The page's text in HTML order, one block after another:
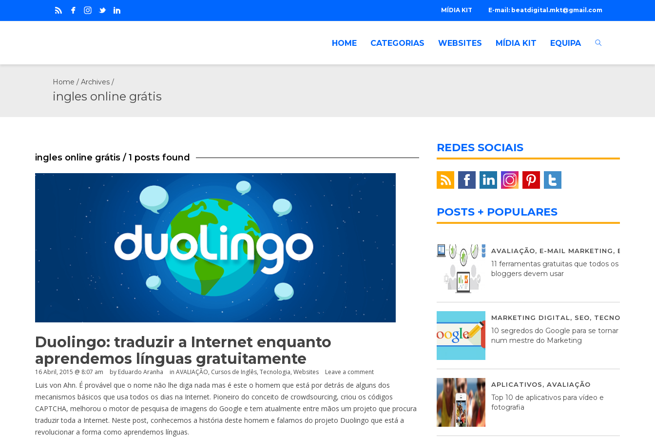
E-mail: beatdigital.mkt@gmail.com
MÍDIA KIT
HOME CATEGORIAS WEBSITES MÍDIA KIT EQUIPA
Home / Archives /
ingles online grátis
ingles online grátis / 1 posts found
Duolingo: traduzir a Internet enquanto
aprendemos línguas gratuitamente
16 Abril, 2015 @ 8:07 am by Eduardo Aranha in AVALIAÇÃO, Cursos de Inglês, Tecnologia, Websites Leave a comment
Luis von Ahn. É provável que o nome não lhe diga nada mas é este o homem que está por detrás de alguns dos
mecanismos básicos que usa todos os dias na Internet. Pioneiro do conceito de crowdsourcing, criou os códigos
CAPTCHA, melhorou o motor de pesquisa de imagens do Google e tem atualmente entre mãos um projeto que procura
traduzir toda a Internet. Neste post, conhecemos a história deste homem e falamos do projeto Duolingo que está a
revolucionar a forma como aprendemos línguas.
REDES SOCIAIS
POSTS + POPULARES
AVALIAÇÃO, E-MAIL MARKETING,
11 ferramentas gratuitas que todos os
bloggers devem usar
MARKETING DIGITAL, SEO, TECNOLOGIA
10 segredos do Google para se tornar
num mestre do Marketing
APLICATIVOS, AVALIAÇÃO
Top 10 de aplicativos para vídeo e
fotografia